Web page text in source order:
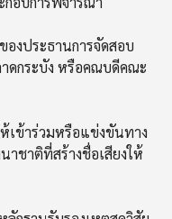
งประธานการจัดสอบ
ดกระบัง หรือคณบดีคณะ
ข้าร่วมหรือแข่งขันทาง
าชาติที่สร้างชื่อเสียงให้